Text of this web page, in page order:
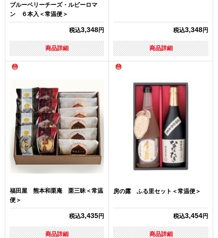
ブルーベリーチーズ・ルビーロマ
ン ６本入＜常温便＞
税込3,348円
商品詳細
税込3,348円
商品詳細
福田屋 熊本和栗庵 栗三昧＜常温
便＞
税込3,435円
商品詳細
房の露 ふる里セット＜常温便＞
税込3,454円
商品詳細